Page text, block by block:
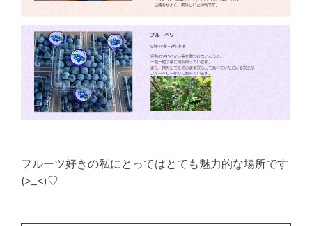
フルーツ好きの私にとってはとても魅力的な場所です
(>_<)♡